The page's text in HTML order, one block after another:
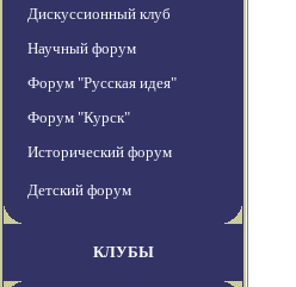
Дискуссионный клуб
Научный форум
Форум "Русская идея"
Форум "Курск"
Исторический форум
Детский форум
КЛУБЫ